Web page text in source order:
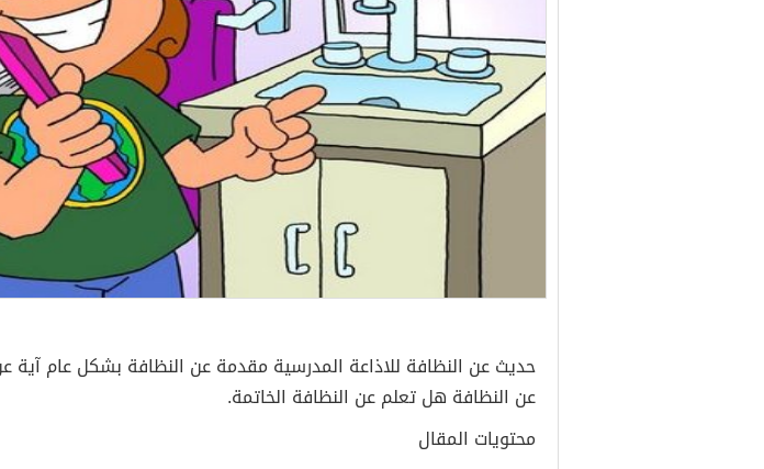
حديث عن النظافة للاذاعة المدرسية مقدمة عن النظافة بشكل عام آية
عن النظافة هل تعلم عن النظافة الخاتمة.
محتويات المقال